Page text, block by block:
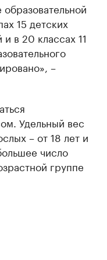
15 детских
в 20 классах 11
–
Удельный вес
– от 18 лет и
число
группе